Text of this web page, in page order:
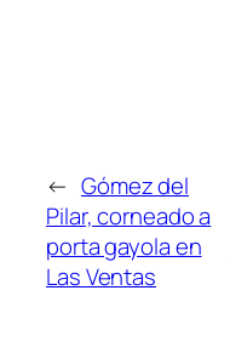
← Gómez del
Pilar, corneado a
porta gayola en
Las Ventas